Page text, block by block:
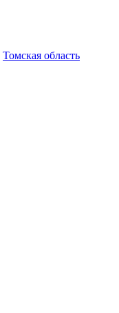
Томская область